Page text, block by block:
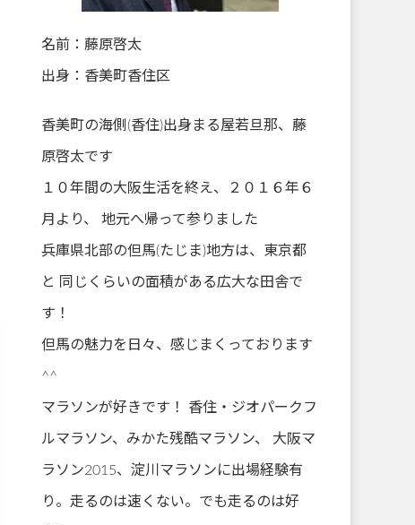
名前：藤原啓太
出身：香美町香住区
香美町の海側(香住)出身まる屋若旦那、藤
原啓太です
１０年間の大阪生活を終え、２０１６年６
月より、 地元へ帰って参りました
兵庫県北部の但馬(たじま)地方は、東京都
と 同じくらいの面積がある広大な田舎で
す！
但馬の魅力を日々、感じまくっております
^^
マラソンが好きです！ 香住・ジオパークフ
ルマラソン、みかた残酷マラソン、 大阪マ
ラソン2015、淀川マラソンに出場経験有
り。走るのは速くない。でも走るのは好